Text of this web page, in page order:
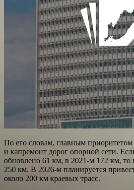
По его словам, главным приоритетом
и капремонт дорог опорной сети.
обновлено 61 км, в 2021-м 172 км, то
250 км. В 2026-м планируется
около 200 км краевых трасс.